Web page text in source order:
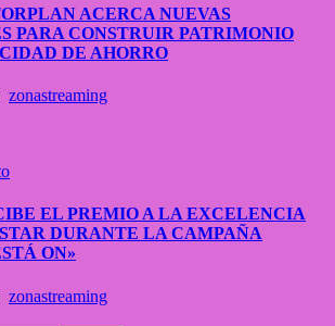
ACERCA NUEVAS
PARA CONSTRUIR PATRIMONIO
DE AHORRO
zonastreaming
EL PREMIO A LA EXCELENCIA
DURANTE LA CAMPAÑA
ON»
zonastreaming